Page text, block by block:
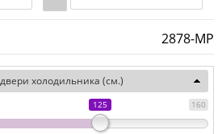
2878-MP
холодильника (см.)
160
125